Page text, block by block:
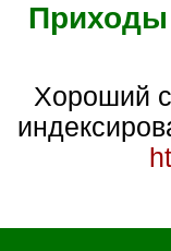
Приходы
Хороший способ определения прихода - искать в